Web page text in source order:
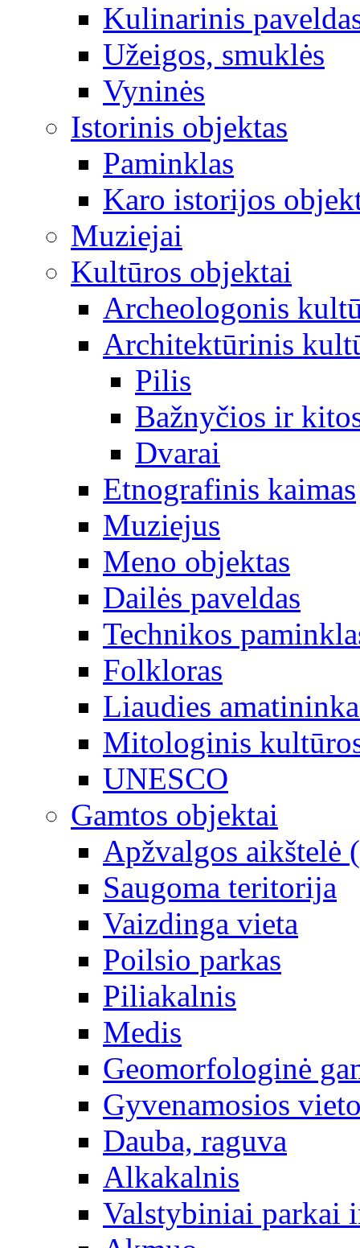
Kulinarinis
Užeigos, smuklės
Vyninės
Istorinis objektas
Paminklas
Karo istorijos
Muziejai
Kultūros objektai
Archeologonis
Architektūrinis
Pilis
Bažnyčios ir
Dvarai
Etnografinis kaimas
Muziejus
Meno objektas
Dailės paveldas
Technikos
Folkloras
Liaudies
Mitologinis
UNESCO
Gamtos objektai
Apžvalgos aikštelė
Saugoma teritorija
Vaizdinga vieta
Poilsio parkas
Piliakalnis
Medis
Geomorfologinė
Gyvenamosios
Dauba, raguva
Alkakalnis
Valstybiniai parkai